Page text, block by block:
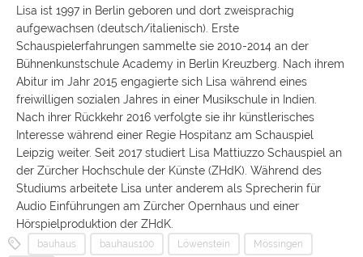
Lisa ist 1997 in Berlin geboren und dort zweisprachig
aufgewachsen (deutsch/italienisch). Erste
Schauspielerfahrungen sammelte sie 2010-2014 an der
Bühnenkunstschule Academy in Berlin Kreuzberg. Nach ihrem
Abitur im Jahr 2015 engagierte sich Lisa während eines
freiwilligen sozialen Jahres in einer Musikschule in Indien.
Nach ihrer Rückkehr 2016 verfolgte sie ihr künstlerisches
Interesse während einer Regie Hospitanz am Schauspiel
Leipzig weiter. Seit 2017 studiert Lisa Mattiuzzo Schauspiel an
der Zürcher Hochschule der Künste (ZHdK). Während des
Studiums arbeitete Lisa unter anderem als Sprecherin für
Audio Einführungen am Zürcher Opernhaus und einer
Hörspielproduktion der ZHdK.
bauhaus bauhaus100 Löwenstein
Mössingen